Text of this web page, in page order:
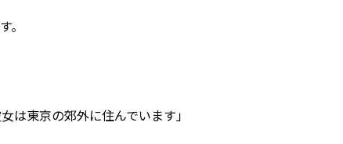
。
は東京の郊外に住んでいます」